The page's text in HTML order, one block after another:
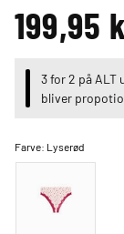
199,95
3 for 2 på ALT
bliver
Farve: Lyserød